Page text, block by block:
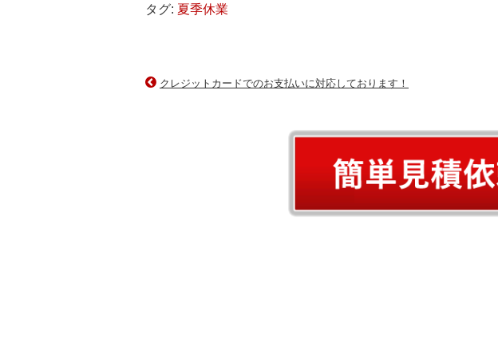
タグ: 夏季休業
クレジットカードでのお支払いに対応しております！